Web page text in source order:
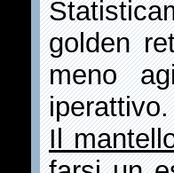
golden
meno
iperattivo.
Il